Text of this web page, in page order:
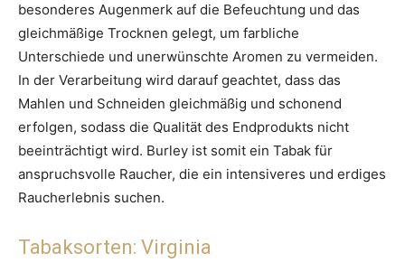
besonderes Augenmerk auf die Befeuchtung und das
gleichmäßige Trocknen gelegt, um farbliche
Unterschiede und unerwünschte Aromen zu vermeiden.
In der Verarbeitung wird darauf geachtet, dass das
Mahlen und Schneiden gleichmäßig und schonend
erfolgen, sodass die Qualität des Endprodukts nicht
beeinträchtigt wird. Burley ist somit ein Tabak für
anspruchsvolle Raucher, die ein intensiveres und erdiges
Raucherlebnis suchen.
Tabaksorten: Virginia